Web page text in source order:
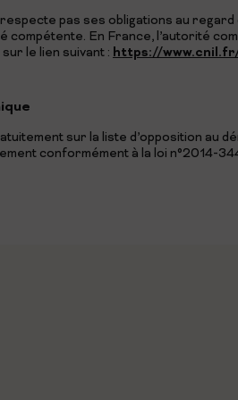
pas ses obligations au
compétente. En France, l’autorité
le lien suivant : https://
sur la liste d’opposition au
conformément à la loi n°2014-